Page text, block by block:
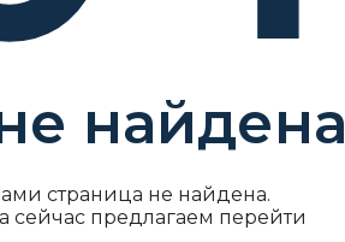
страница не найдена.
сейчас предлагаем перейти
найдена